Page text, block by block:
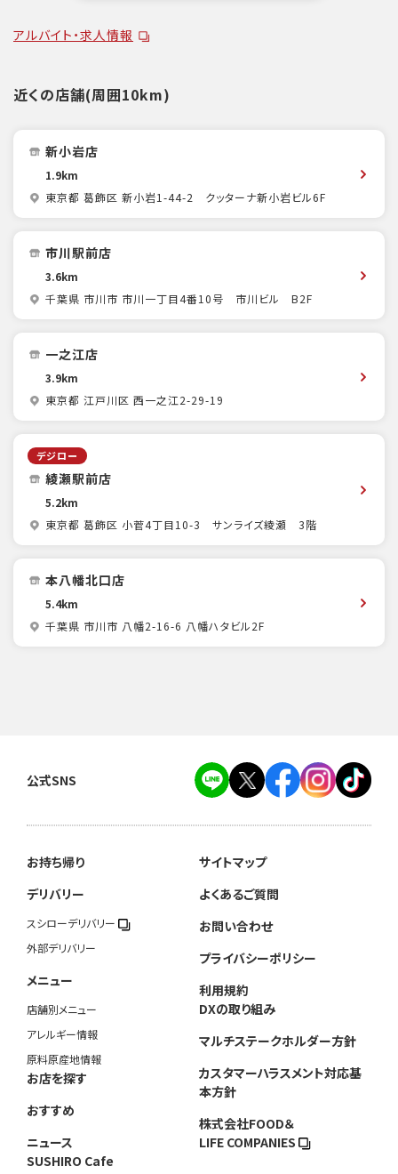
アルバイト・求人情報
近くの店舗(周囲10km)
新小岩店
1.9km
東京都 葛飾区 新小岩1-44-2 クッターナ新小岩ビル6F
市川駅前店
3.6km
千葉県 市川市 市川一丁目4番10号 市川ビル B2F
一之江店
3.9km
東京都 江戸川区 西一之江2-29-19
デジロー
綾瀬駅前店
5.2km
東京都 葛飾区 小菅4丁目10-3 サンライズ綾瀬 3階
本八幡北口店
5.4km
千葉県 市川市 八幡2-16-6 八幡ハタビル2F
公式SNS
お持ち帰り
デリバリー
スシローデリバリー
外部デリバリー
メニュー
店舗別メニュー
アレルギー情報
原料原産地情報
お店を探す
おすすめ
ニュース
SUSHIRO Cafe
サイトマップ
よくあるご質問
お問い合わせ
プライバシーポリシー
利用規約
DXの取り組み
マルチステークホルダー方針
カスタマーハラスメント対応基
本方針
株式会社FOOD＆
LIFE COMPANIES